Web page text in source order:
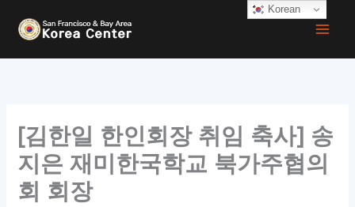
[김한일 한인회장 취임 축사] 송
지은 재미한국학교 북가주협의
회 회장
Korean